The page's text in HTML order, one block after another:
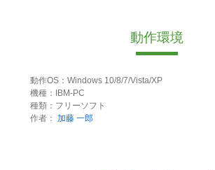
動作環境
動作OS：Windows 10/8/7/Vista/XP
機種：IBM-PC
種類：フリーソフト
作者： 加藤 一郎